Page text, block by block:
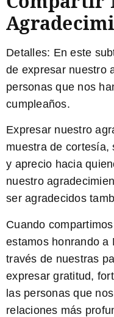
Detalles: En este
de expresar nuestro
personas que nos
cumpleaños.
Expresar nuestro
muestra de cortesía,
y aprecio hacia
nuestro
ser agradecidos
Cuando
estamos honrando a
través de nuestras
expresar gratitud,
las personas que
relaciones más